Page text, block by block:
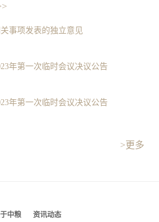
事项发表的独立意见
年第一次临时会议决议公告
年第一次临时会议决议公告
>更多
中粮 资讯动态